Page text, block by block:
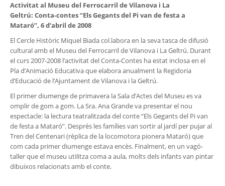
Activitat al Museu del Ferrocarril de Vilanova i La
Geltrú: Conta-contes “Els Gegants del Pi van de festa a
Mataró”, 6 d’abril de 2008
El Cercle Històric Miquel Biada col.labora en la seva tasca de difusió
cultural amb el Museu del Ferrocarril de Vilanova i La Geltrú. Durant
el curs 2007-2008 l’activitat del Conta-Contes ha estat inclosa en el
Pla d’Animació Educativa que elabora anualment la Regidoria
d’Educació de l’Ajuntament de Vilanova i la Geltrú.
El primer diumenge de primavera la Sala d’Actes del Museu es va
omplir de gom a gom. La Sra. Ana Grande va presentar el nou
espectacle: la lectura teatralitzada del conte “Els Gegants del Pi van
de festa a Mataró”. Després les famílies van sortir al jardí per pujar al
Tren del Centenari (rèplica de la locomotora pionera Mataró) que
com cada primer diumenge estava encès. Finalment, en un vagó-
taller que el museu utilitza coma a aula, molts dels infants van pintar
dibuixos relacionats amb el conte.